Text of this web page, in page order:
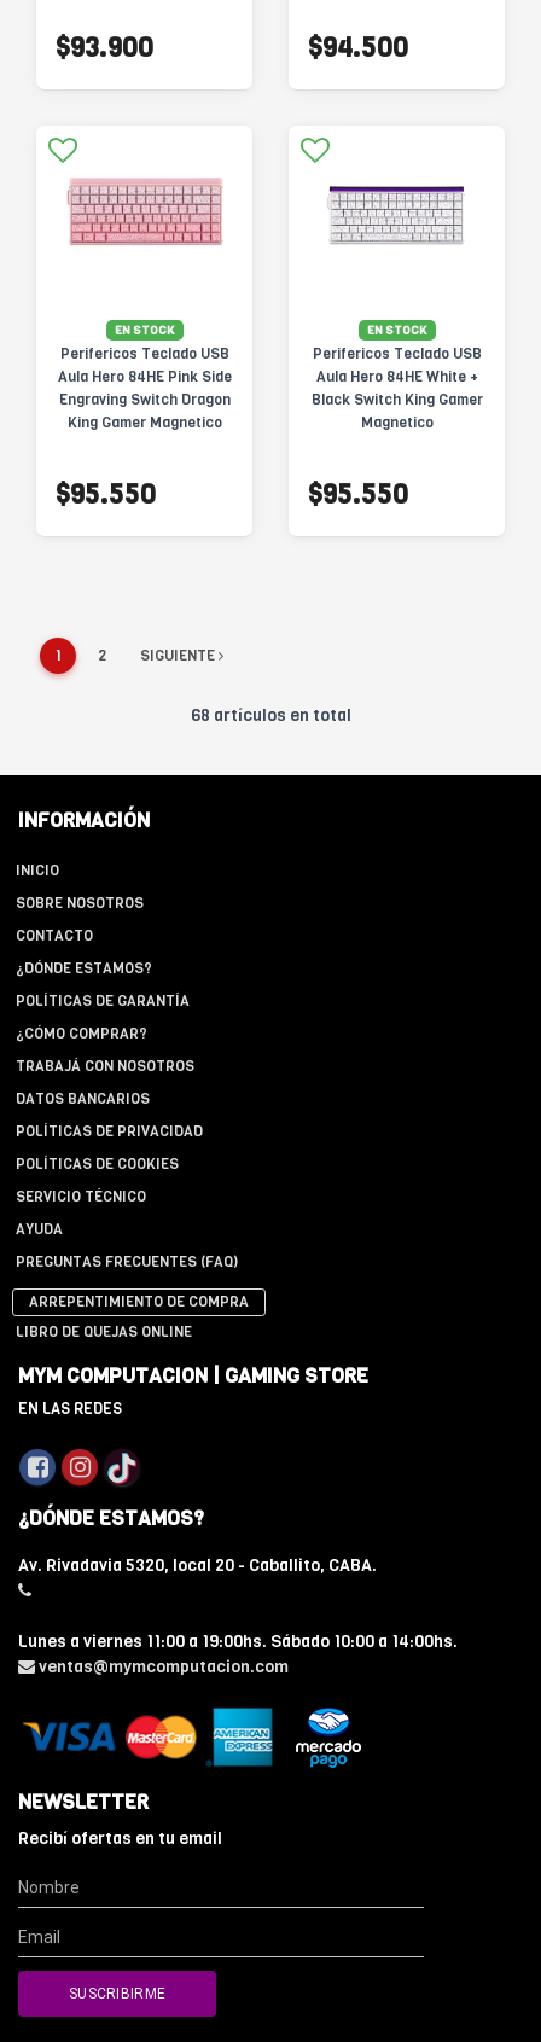
$93.900 $94.500
EN STOCK
Perifericos Teclado USB
Aula Hero 84HE Pink Side
Engraving Switch Dragon
King Gamer Magnetico
$95.550
EN STOCK
Perifericos Teclado USB
Aula Hero 84HE White +
Black Switch King Gamer
Magnetico
$95.550
1 2 SIGUIENTE
68 artículos en total
INFORMACIÓN
INICIO
SOBRE NOSOTROS
CONTACTO
¿DÓNDE ESTAMOS?
POLÍTICAS DE GARANTÍA
¿CÓMO COMPRAR?
TRABAJÁ CON NOSOTROS
DATOS BANCARIOS
POLÍTICAS DE PRIVACIDAD
POLÍTICAS DE COOKIES
SERVICIO TÉCNICO
AYUDA
PREGUNTAS FRECUENTES (FAQ)
ARREPENTIMIENTO DE COMPRA
LIBRO DE QUEJAS ONLINE
MYM COMPUTACION | GAMING STORE
EN LAS REDES
¿DÓNDE ESTAMOS?
Av. Rivadavia 5320, local 20 - Caballito, CABA.
Lunes a viernes 11:00 a 19:00hs. Sábado 10:00 a 14:00hs.
ventas@mymcomputacion.com
NEWSLETTER
Recibí ofertas en tu email